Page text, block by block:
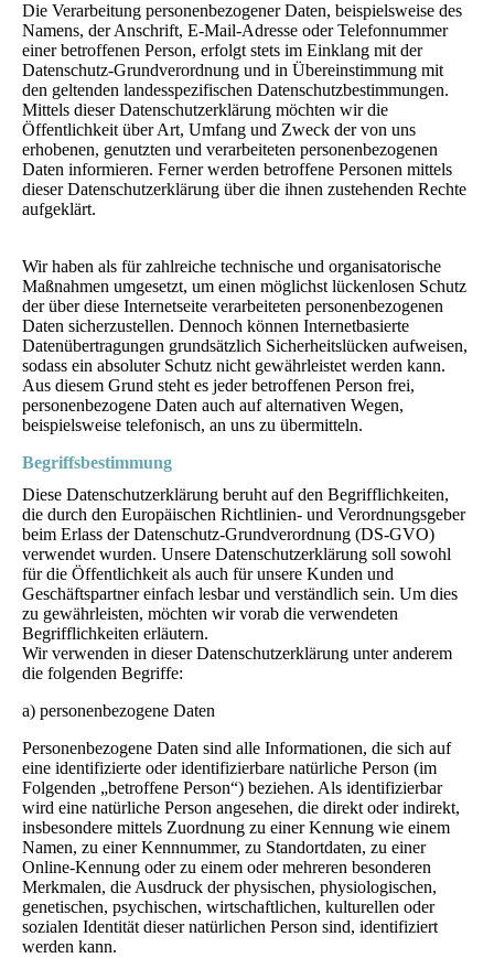
Die Verarbeitung personenbezogener Daten, beispielsweise des
Namens, der Anschrift, E-Mail-Adresse oder Telefonnummer
einer betroffenen Person, erfolgt stets im Einklang mit der
Datenschutz-Grundverordnung und in Übereinstimmung mit
den geltenden landesspezifischen Datenschutzbestimmungen.
Mittels dieser Datenschutzerklärung möchten wir die
Öffentlichkeit über Art, Umfang und Zweck der von uns
erhobenen, genutzten und verarbeiteten personenbezogenen
Daten informieren. Ferner werden betroffene Personen mittels
dieser Datenschutzerklärung über die ihnen zustehenden Rechte
aufgeklärt.
Wir haben als für zahlreiche technische und organisatorische
Maßnahmen umgesetzt, um einen möglichst lückenlosen Schutz
der über diese Internetseite verarbeiteten personenbezogenen
Daten sicherzustellen. Dennoch können Internetbasierte
Datenübertragungen grundsätzlich Sicherheitslücken aufweisen,
sodass ein absoluter Schutz nicht gewährleistet werden kann.
Aus diesem Grund steht es jeder betroffenen Person frei,
personenbezogene Daten auch auf alternativen Wegen,
beispielsweise telefonisch, an uns zu übermitteln.
Begriffsbestimmung
Diese Datenschutzerklärung beruht auf den Begrifflichkeiten,
die durch den Europäischen Richtlinien- und Verordnungsgeber
beim Erlass der Datenschutz-Grundverordnung (DS-GVO)
verwendet wurden. Unsere Datenschutzerklärung soll sowohl
für die Öffentlichkeit als auch für unsere Kunden und
Geschäftspartner einfach lesbar und verständlich sein. Um dies
zu gewährleisten, möchten wir vorab die verwendeten
Begrifflichkeiten erläutern.
Wir verwenden in dieser Datenschutzerklärung unter anderem
die folgenden Begriffe:
a) personenbezogene Daten
Personenbezogene Daten sind alle Informationen, die sich auf
eine identifizierte oder identifizierbare natürliche Person (im
Folgenden „betroffene Person“) beziehen. Als identifizierbar
wird eine natürliche Person angesehen, die direkt oder indirekt,
insbesondere mittels Zuordnung zu einer Kennung wie einem
Namen, zu einer Kennnummer, zu Standortdaten, zu einer
Online-Kennung oder zu einem oder mehreren besonderen
Merkmalen, die Ausdruck der physischen, physiologischen,
genetischen, psychischen, wirtschaftlichen, kulturellen oder
sozialen Identität dieser natürlichen Person sind, identifiziert
werden kann.